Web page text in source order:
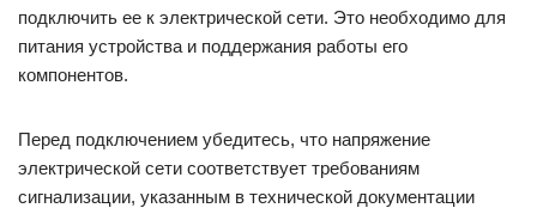
подключить ее к электрической сети. Это необходимо для
питания устройства и поддержания работы его
компонентов.
Перед подключением убедитесь, что напряжение
электрической сети соответствует требованиям
сигнализации, указанным в технической документации